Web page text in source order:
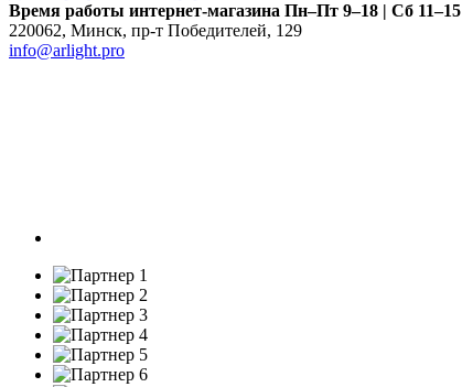
Время работы интернет-магазина Пн–Пт 9–18 | Сб 11–15
220062, Минск, пр-т Победителей, 129
info@arlight.pro